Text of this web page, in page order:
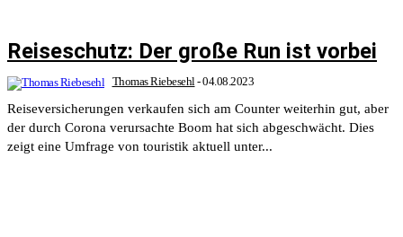
Reiseschutz: Der große Run ist vorbei
Thomas Riebesehl-04.08.2023
Reiseversicherungen verkaufen sich am Counter weiterhin gut, aber
der durch Corona verursachte Boom hat sich abgeschwächt. Dies
zeigt eine Umfrage von touristik aktuell unter...